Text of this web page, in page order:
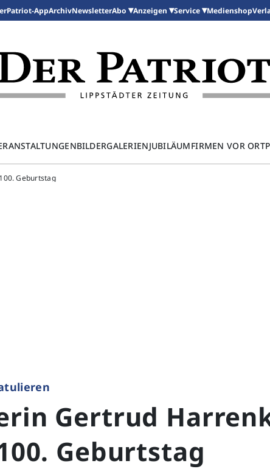
Patriot-AppArchivNewsletterAbo Anzeigen Service Medienshop
BILDERGALERIENJUBILÄUMFIRMEN VOR ORT
Geburtstag
Gertrud
Geburtstag